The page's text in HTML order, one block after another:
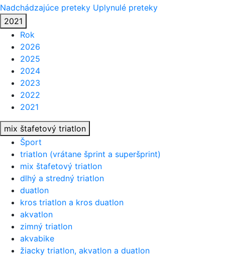
Nadchádzajúce preteky Uplynulé preteky
2021
Rok
2026
2025
2024
2023
2022
2021
mix štafetový triatlon
Šport
triatlon (vrátane šprint a superšprint)
mix štafetový triatlon
dlhý a stredný triatlon
duatlon
kros triatlon a kros duatlon
akvatlon
zimný triatlon
akvabike
žiacky triatlon, akvatlon a duatlon